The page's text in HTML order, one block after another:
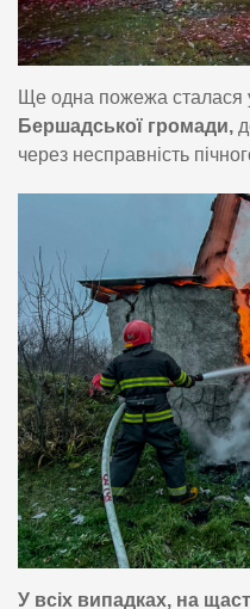
Ще одна пожежа сталася
Бершадської громади,
через несправність
У всіх випадках, на